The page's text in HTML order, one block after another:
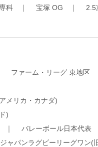
科 ｜ 宝塚 OG ｜ 2.5
ファーム・リーグ 東地区
メリカ・カナダ)
)
｜ バレーボール日本代表
ジャパンラグビーリーグワン(